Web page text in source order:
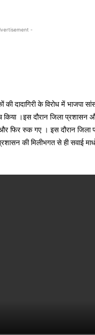
-
दादागिरी के विरोध में भाजपा
।इस दौरान जिला
फिर रुक गए । इस दौरान
की मिलीभगत से ही सवाई